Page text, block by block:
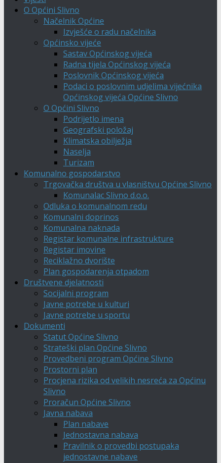
O Općini Slivno
Načelnik Općine
Izvješće o radu načelnika
Općinsko vijeće
Sastav Općinskog vijeća
Radna tijela Općinskog vijeća
Poslovnik Općinskog vijeća
Podaci o poslovnim udjelima vijećnika
Općinskog vijeća Općine Slivno
O Općini Slivno
Podrijetlo imena
Geografski položaj
Klimatska obilježja
Naselja
Turizam
Komunalno gospodarstvo
Trgovačka društva u vlasništvu Općine Slivno
Komunalac Slivno d.o.o.
Odluka o komunalnom redu
Komunalni doprinos
Komunalna naknada
Registar komunalne infrastrukture
Registar imovine
Reciklažno dvorište
Plan gospodarenja otpadom
Društvene djelatnosti
Socijalni program
Javne potrebe u kulturi
Javne potrebe u sportu
Dokumenti
Statut Općine Slivno
Strateški plan Općine Slivno
Provedbeni program Općine Slivno
Prostorni plan
Procjena rizika od velikih nesreća za Općinu
Slivno
Proračun Općine Slivno
Javna nabava
Plan nabave
Jednostavna nabava
Pravilnik o provedbi postupaka
jednostavne nabave